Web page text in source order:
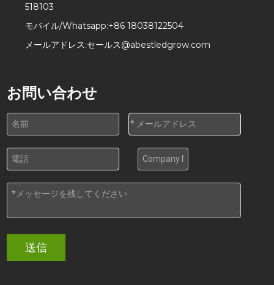
518103
モバイル/Whatsapp:+86 18038122504
メールアドレス:セールス@abestledgrow.com
お問い合わせ
送信